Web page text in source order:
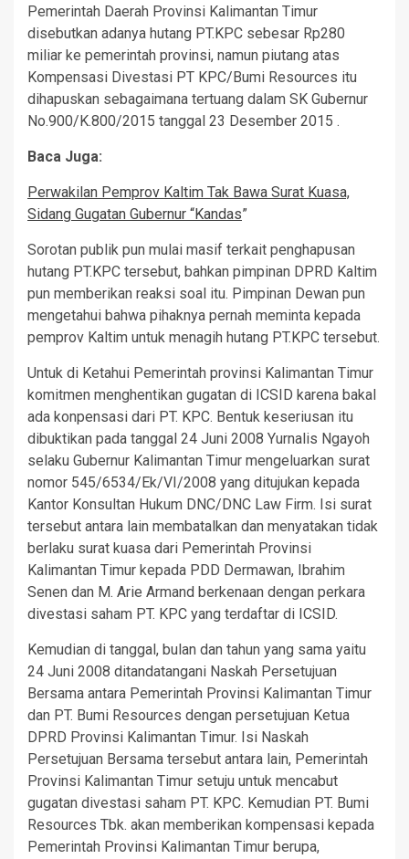
Pemerintah Daerah Provinsi Kalimantan Timur
disebutkan adanya hutang PT.KPC sebesar Rp280
miliar ke pemerintah provinsi, namun piutang atas
Kompensasi Divestasi PT KPC/Bumi Resources itu
dihapuskan sebagaimana tertuang dalam SK Gubernur
No.900/K.800/2015 tanggal 23 Desember 2015 .
Baca Juga:
Perwakilan Pemprov Kaltim Tak Bawa Surat Kuasa,
Sidang Gugatan Gubernur “Kandas”
Sorotan publik pun mulai masif terkait penghapusan
hutang PT.KPC tersebut, bahkan pimpinan DPRD Kaltim
pun memberikan reaksi soal itu. Pimpinan Dewan pun
mengetahui bahwa pihaknya pernah meminta kepada
pemprov Kaltim untuk menagih hutang PT.KPC tersebut.
Untuk di Ketahui Pemerintah provinsi Kalimantan Timur
komitmen menghentikan gugatan di ICSID karena bakal
ada konpensasi dari PT. KPC. Bentuk keseriusan itu
dibuktikan pada tanggal 24 Juni 2008 Yurnalis Ngayoh
selaku Gubernur Kalimantan Timur mengeluarkan surat
nomor 545/6534/Ek/VI/2008 yang ditujukan kepada
Kantor Konsultan Hukum DNC/DNC Law Firm. Isi surat
tersebut antara lain membatalkan dan menyatakan tidak
berlaku surat kuasa dari Pemerintah Provinsi
Kalimantan Timur kepada PDD Dermawan, Ibrahim
Senen dan M. Arie Armand berkenaan dengan perkara
divestasi saham PT. KPC yang terdaftar di ICSID.
Kemudian di tanggal, bulan dan tahun yang sama yaitu
24 Juni 2008 ditandatangani Naskah Persetujuan
Bersama antara Pemerintah Provinsi Kalimantan Timur
dan PT. Bumi Resources dengan persetujuan Ketua
DPRD Provinsi Kalimantan Timur. Isi Naskah
Persetujuan Bersama tersebut antara lain, Pemerintah
Provinsi Kalimantan Timur setuju untuk mencabut
gugatan divestasi saham PT. KPC. Kemudian PT. Bumi
Resources Tbk. akan memberikan kompensasi kepada
Pemerintah Provinsi Kalimantan Timur berupa,